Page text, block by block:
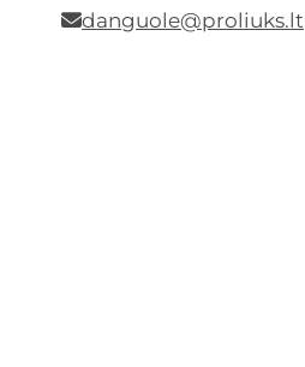
danguole@proliuks.lt